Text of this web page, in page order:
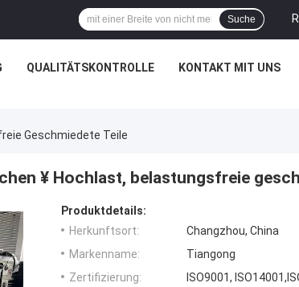
Suche
QUALITÄTSKONTROLLE KONTAKT MIT UNS
Geschmiedete Teile
¥ Hochlast, belastungsfreie
Produktdetails:
Herkunftsort:
Changzhou, China
Markenname:
Tiangong
Zertifizierung:
ISO9001,